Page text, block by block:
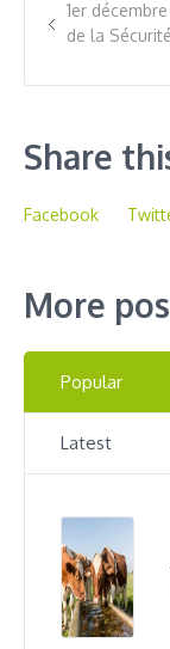
1er
de la
Share
Facebook
More
Popular
Latest